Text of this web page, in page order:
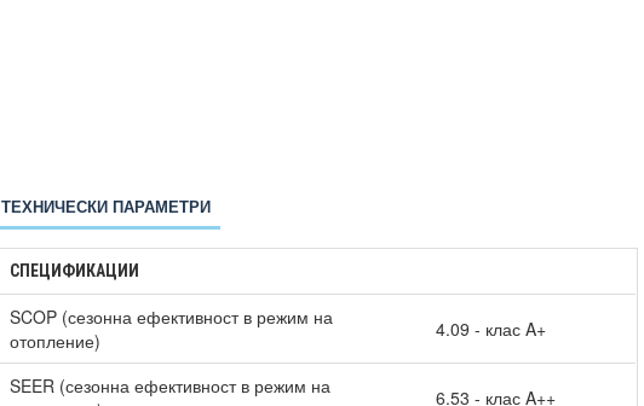
ТЕХНИЧЕСКИ ПАРАМЕТРИ
СПЕЦИФИКАЦИИ
SCOP (сезонна ефективност в режим на
отопление)
4.09 - клас A+
SEER (сезонна ефективност в режим на
6.53 - клас A++